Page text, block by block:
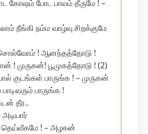
கோஷம் போட பாவம் தீருமே ! –
நீங்கி நம்ம வாழ்வு சிறக்குமே
! ஆனந்தத்தோடு !
! முருகன்! பூமுகத்தோடு ! (2)
குடங்கள் பாருங்க ! – முருகன்
பாருங்க !
தீர..
தெய்வீகமே ! – அழகன்